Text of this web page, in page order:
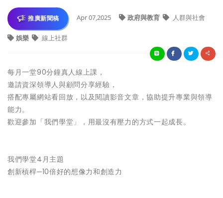
推廣新聞稿 Apr 07,2025 政府與教育 人群與社會
娛樂 線上社群
每月一堂90分鐘真人線上課，
邀請資深領導人與顧問分享經驗，
搭配專屬網站看回放，以及閱讀影音文章，協助提升專業與領導
能力。
歡迎參加「我們學堂」，用最沒有壓力的方式一起成長。
我們學堂4月主題
創新槓桿─10倍好的想像力和創造力